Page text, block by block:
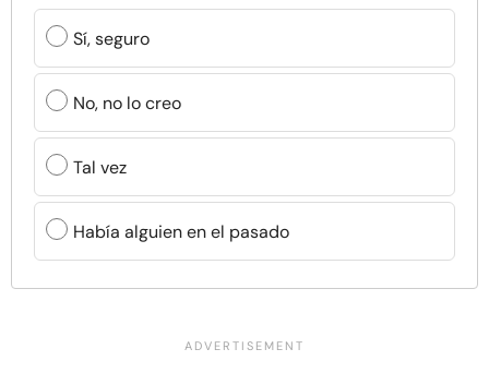
Sí, seguro
No, no lo creo
Tal vez
Había alguien en el pasado